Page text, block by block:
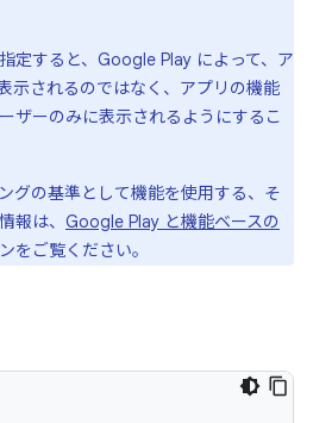
定すると、Google Play によって、ア
示されるのではなく、アプリの機能
ザーのみに表示されるようにするこ
グの基準として機能を使用する、そ
報は、 Google Play と機能ベースの
をご覧ください。